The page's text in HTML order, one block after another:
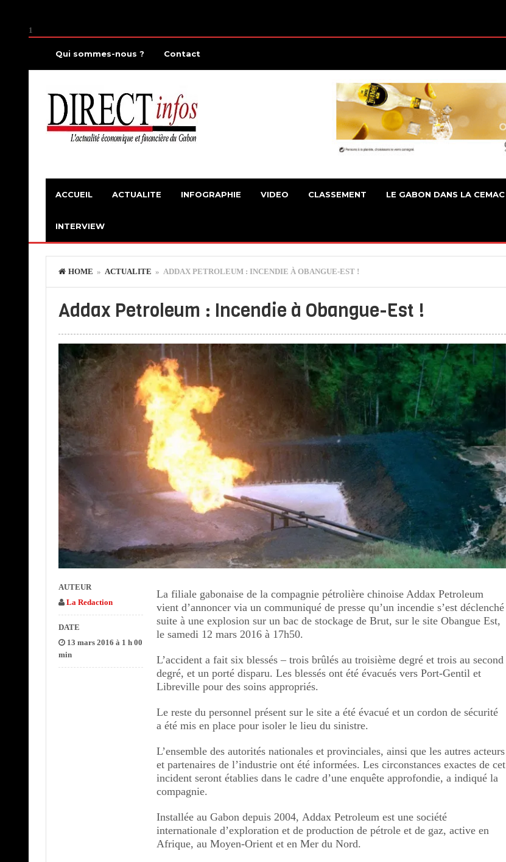
1
Qui sommes-nous ? Contact
ACCUEIL ACTUALITE INFOGRAPHIE VIDEO CLASSEMENT LE GABON DANS LA CEMAC
INTERVIEW
HOME » ACTUALITE » ADDAX PETROLEUM : INCENDIE À OBANGUE-EST !
Addax Petroleum : Incendie à Obangue-Est !
La filiale gabonaise de la compagnie pétrolière chinoise Addax Petroleum
vient d’annoncer via un communiqué de presse qu’un incendie s’est déclenché
suite à une explosion sur un bac de stockage de Brut, sur le site Obangue Est,
le samedi 12 mars 2016 à 17h50.
L’accident a fait six blessés – trois brûlés au troisième degré et trois au second
degré, et un porté disparu. Les blessés ont été évacués vers Port-Gentil et
Libreville pour des soins appropriés.
Le reste du personnel présent sur le site a été évacué et un cordon de sécurité
a été mis en place pour isoler le lieu du sinistre.
L’ensemble des autorités nationales et provinciales, ainsi que les autres acteurs
et partenaires de l’industrie ont été informées. Les circonstances exactes de cet
incident seront établies dans le cadre d’une enquête approfondie, a indiqué la
compagnie.
Installée au Gabon depuis 2004, Addax Petroleum est une société
internationale d’exploration et de production de pétrole et de gaz, active en
Afrique, au Moyen-Orient et en Mer du Nord.
AUTEUR
La Redaction
DATE
13 mars 2016 à 1 h 00
min